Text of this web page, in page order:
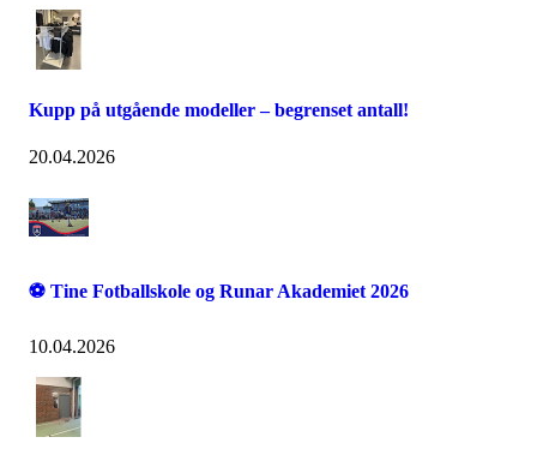
Kupp på utgående modeller – begrenset antall!
20.04.2026
⚽ Tine Fotballskole og Runar Akademiet 2026
10.04.2026